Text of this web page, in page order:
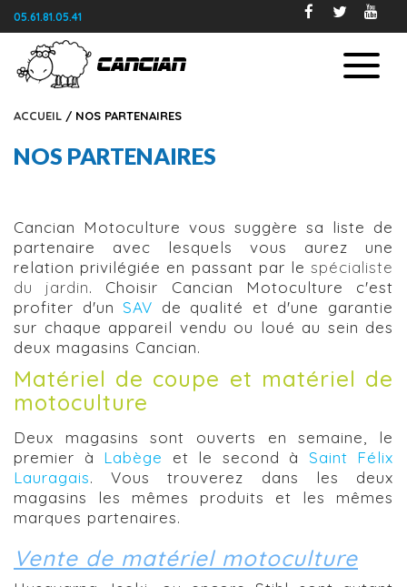
05.61.81.05.41
ACCUEIL / NOS PARTENAIRES
NOS PARTENAIRES
Cancian Motoculture vous suggère sa liste de
partenaire avec lesquels vous aurez une
relation privilégiée en passant par le spécialiste
du jardin. Choisir Cancian Motoculture c'est
profiter d'un SAV de qualité et d'une garantie
sur chaque appareil vendu ou loué au sein des
deux magasins Cancian.
Matériel de coupe et matériel de
motoculture
Deux magasins sont ouverts en semaine, le
premier à
Labège et le second à
Saint Félix
Lauragais. Vous trouverez dans les deux
magasins les mêmes produits et les mêmes
marques partenaires.
Vente de matériel motoculture